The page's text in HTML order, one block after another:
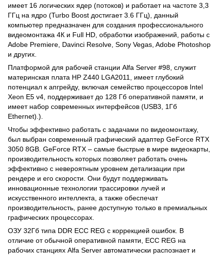
имеет 16 логических ядер (потоков) и работает на частоте 3,3
ГГц на ядро (Turbo Boost достигает 3.6 ГГц), данный
компьютер предназначен для создания профессионального
видеомонтажа 4К и Full HD, обработки изображений, работы с
Adobe Premiere, Davinci Resolve, Sony Vegas, Adobe Photoshop
и других.
Платформой для рабочей станции Alfa Server #98, служит
материнская плата HP Z440 LGA2011, имеет глубокий
потенциал к апгрейду, включая семейство процессоров Intel
Xeon E5 v4, поддерживает до 128 Гб оперативной памяти, и
имеет набор современных интерфейсов (USB3, 1Гб
Ethernet).).
Чтобы эффективно работать с задачами по видеомонтажу,
был выбран современный графический адаптер GeForce RTX
3050 8GB. GeForce RTX – самые быстрые в мире видеокарты,
производительность которых позволяет работать очень
эффективно с невероятным уровнем детализации при
рендере и его скорости. Они будут поддерживать
инновационные технологии трассировки лучей и
искусственного интеллекта, а также обеспечат
производительность, ранее доступную только в премиальных
графических процессорах.
ОЗУ 32Гб типа DDR ECC REG с коррекцией ошибок. В
отличие от обычной оперативной памяти, ECC REG на
рабочих станциях Alfa Server автоматически распознает и